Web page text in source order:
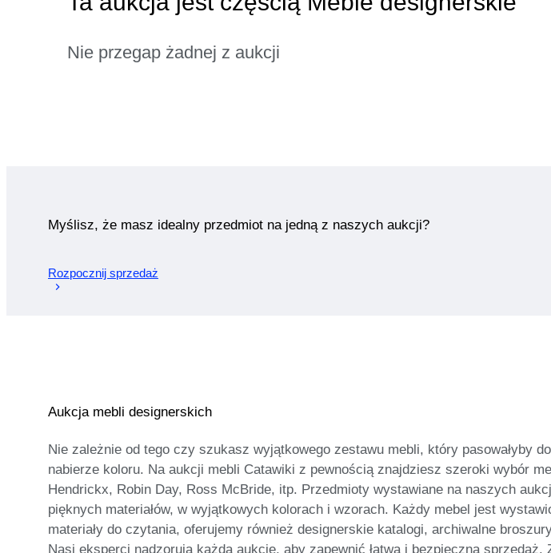
Nie przegap żadnej z aukcji
Myślisz, że masz idealny przedmiot na jedną z naszych aukcji?
Rozpocznij sprzedaż
Aukcja mebli designerskich
Nie zależnie od tego czy szukasz wyjątkowego zestawu mebli, który pasowałyby
nabierze koloru. Na aukcji mebli Catawiki z pewnością znajdziesz szeroki wybór
Hendrickx, Robin Day, Ross McBride, itp. Przedmioty wystawiane na naszych
pięknych materiałów, w wyjątkowych kolorach i wzorach. Każdy mebel jest
materiały do czytania, oferujemy również designerskie katalogi, archiwalne
Nasi eksperci nadzorują każdą aukcję, aby zapewnić łatwą i bezpieczną